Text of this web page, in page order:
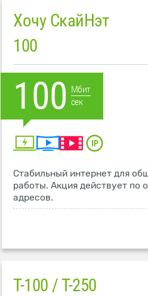
Хочу СкайНэт
100
100 Мбит
сек
Стабильный интернет для
работы. Акция действует по
адресов.
T-100 / T-250